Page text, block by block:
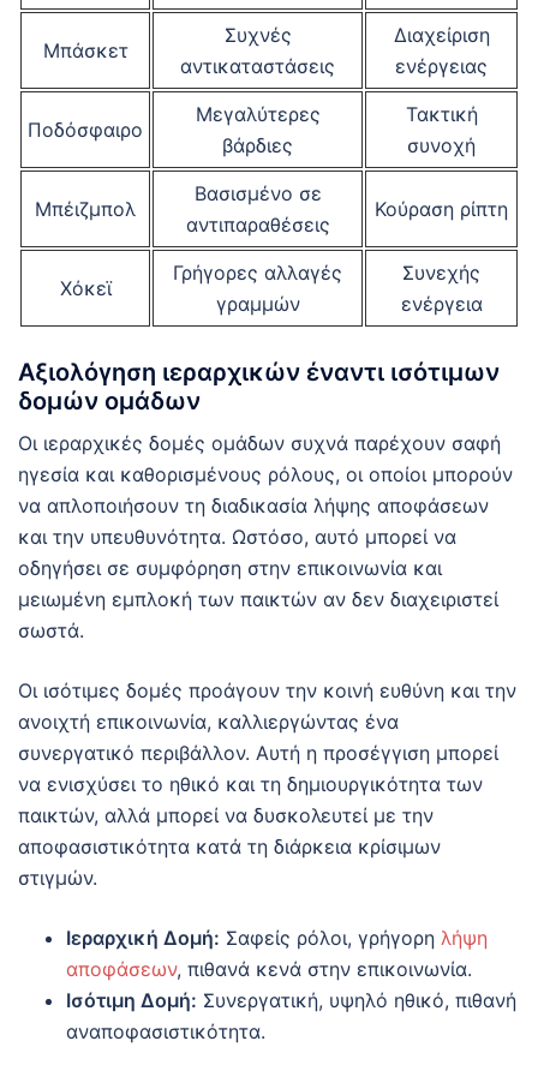
Μπάσκετ
Συχνές
αντικαταστάσεις
Διαχείριση
ενέργειας
Ποδόσφαιρο
Μεγαλύτερες
βάρδιες
Τακτική
συνοχή
Μπέιζμπολ
Βασισμένο σε
αντιπαραθέσεις
Κούραση ρίπτη
Χόκεϊ
Γρήγορες αλλαγές
γραμμών
Συνεχής
ενέργεια
Αξιολόγηση ιεραρχικών έναντι ισότιμων
δομών ομάδων
Οι ιεραρχικές δομές ομάδων συχνά παρέχουν σαφή
ηγεσία και καθορισμένους ρόλους, οι οποίοι μπορούν
να απλοποιήσουν τη διαδικασία λήψης αποφάσεων
και την υπευθυνότητα. Ωστόσο, αυτό μπορεί να
οδηγήσει σε συμφόρηση στην επικοινωνία και
μειωμένη εμπλοκή των παικτών αν δεν διαχειριστεί
σωστά.
Οι ισότιμες δομές προάγουν την κοινή ευθύνη και την
ανοιχτή επικοινωνία, καλλιεργώντας ένα
συνεργατικό περιβάλλον. Αυτή η προσέγγιση μπορεί
να ενισχύσει το ηθικό και τη δημιουργικότητα των
παικτών, αλλά μπορεί να δυσκολευτεί με την
αποφασιστικότητα κατά τη διάρκεια κρίσιμων
στιγμών.
Ιεραρχική Δομή: Σαφείς ρόλοι, γρήγορη λήψη
αποφάσεων, πιθανά κενά στην επικοινωνία.
Ισότιμη Δομή: Συνεργατική, υψηλό ηθικό, πιθανή
αναποφασιστικότητα.